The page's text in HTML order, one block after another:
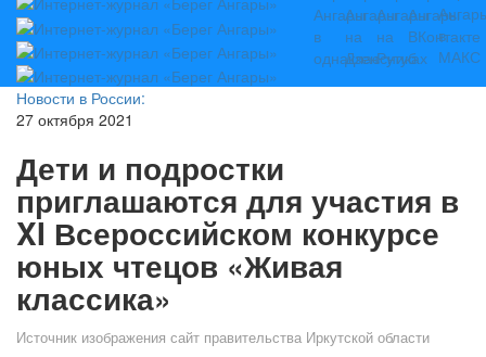
Новости в России:
27 октября 2021
Дети и подростки
приглашаются для участия в
XI Всероссийском конкурсе
юных чтецов «Живая
классика»
Источник изображения сайт правительства Иркутской области